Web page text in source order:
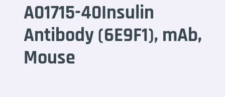
A01715-40Insulin
Antibody (6E9F1), mAb,
Mouse